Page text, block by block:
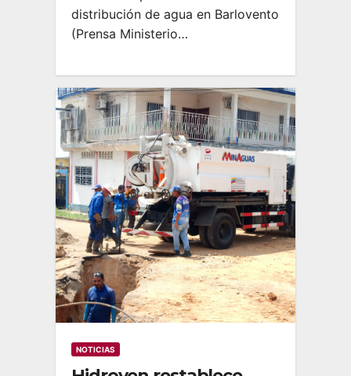
distribución de agua en Barlovento
(Prensa Ministerio…
NOTICIAS